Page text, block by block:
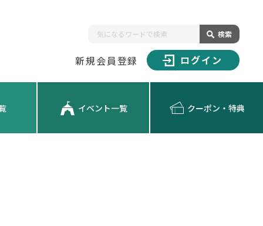
検索
新規会員登録 ログイン
イベント一覧 クーポン・特典